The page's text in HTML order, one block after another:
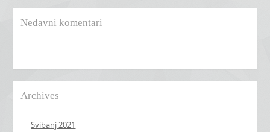
Nedavni komentari
Archives
Svibanj 2021